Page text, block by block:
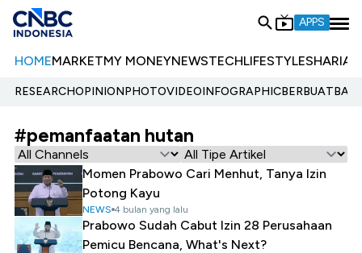
APPS
HOMEMARKETMY MONEYNEWSTECHLIFESTYLESHARIA
RESEARCHOPINIONPHOTOVIDEOINFOGRAPHIC
#pemanfaatan hutan
Momen Prabowo Cari Menhut, Tanya Izin
Potong Kayu
NEWS 4 bulan yang lalu
Prabowo Sudah Cabut Izin 28 Perusahaan
Pemicu Bencana, What's Next?